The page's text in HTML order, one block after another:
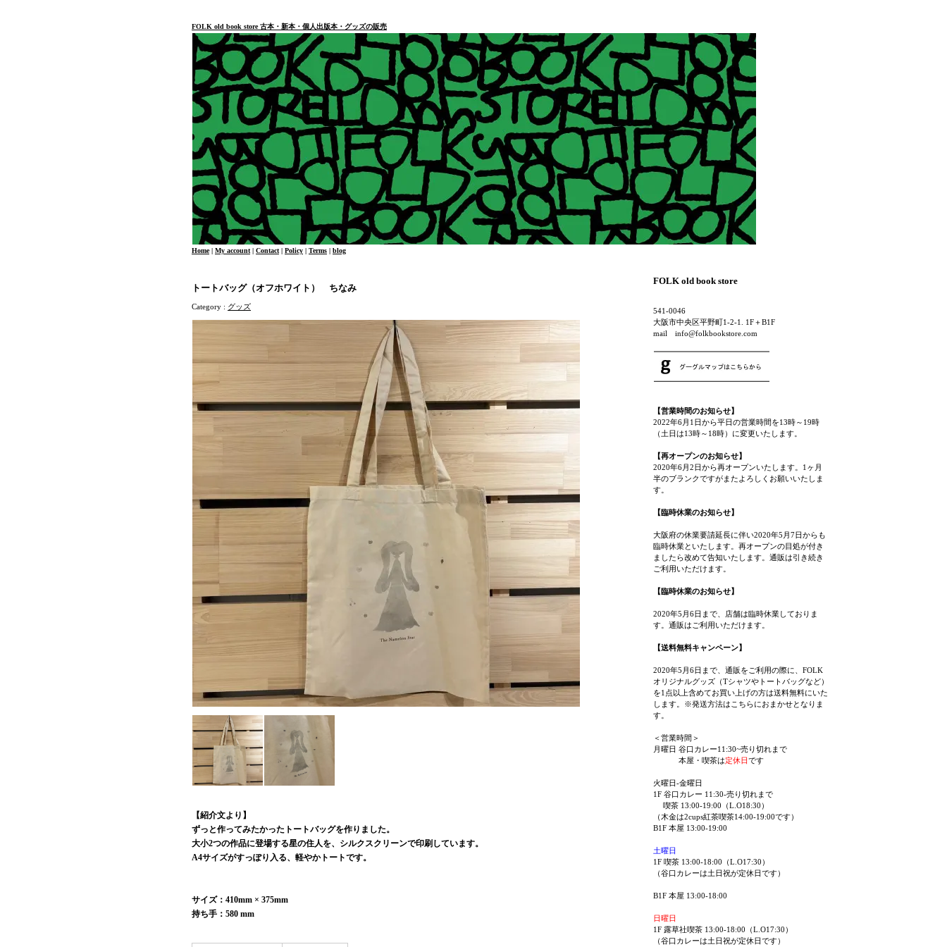
FOLK old book store 古本・新本・個人出版本・グッズの販売
Home| My account | Contact | Policy | Terms | blog
トートバッグ（オフホワイト） ちなみ
Category : グッズ
【紹介文より】
ずっと作ってみたかったトートバッグを作りました。
大小2つの作品に登場する星の住人を、シルクスクリーンで印刷しています。
A4サイズがすっぽり入る、軽やかトートです。
サイズ：410mm × 375mm
持ち手：580 mm
FOLK old book store
541-0046
大阪市中央区平野町1-2-1. 1F＋B1F
mail info@folkbookstore.com
【営業時間のお知らせ】
2022年6月1日から平日の営業時間を13時～19時
（土日は13時～18時）に変更いたします。
【再オープンのお知らせ】
2020年6月2日から再オープンいたします。1ヶ月
半のブランクですがまたよろしくお願いいたしま
す。
【臨時休業のお知らせ】
大阪府の休業要請延長に伴い2020年5月7日からも
臨時休業といたします。再オープンの目処が付き
ましたら改めて告知いたします。通販は引き続き
ご利用いただけます。
【臨時休業のお知らせ】
2020年5月6日まで、店舗は臨時休業しておりま
す。通販はご利用いただけます。
【送料無料キャンペーン】
2020年5月6日まで、通販をご利用の際に、FOLK
オリジナルグッズ（Tシャツやトートバッグなど）
を1点以上含めてお買い上げの方は送料無料にいた
します。※発送方法はこちらにおまかせとなりま
す。
＜営業時間＞
月曜日 谷口カレー11:30~売り切れまで
本屋・喫茶は定休日です
火曜日-金曜日
1F 谷口カレー 11:30-売り切れまで
喫茶 13:00-19:00（L.O18:30）
（木金は2cups紅茶喫茶14:00-19:00です）
B1F 本屋 13:00-19:00
土曜日
1F 喫茶 13:00-18:00（L.O17:30）
（谷口カレーは土日祝が定休日です）
B1F 本屋 13:00-18:00
日曜日
1F 露草社喫茶 13:00-18:00（L.O17:30）
（谷口カレーは土日祝が定休日です）